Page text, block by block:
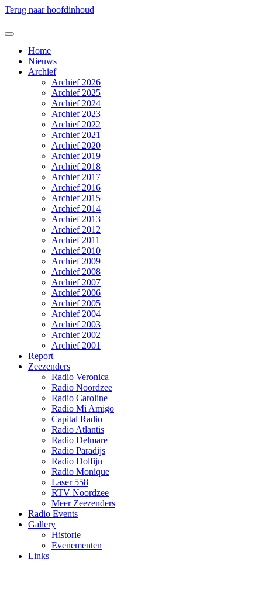
Terug naar hoofdinhoud
Home
Nieuws
Archief
Archief 2026
Archief 2025
Archief 2024
Archief 2023
Archief 2022
Archief 2021
Archief 2020
Archief 2019
Archief 2018
Archief 2017
Archief 2016
Archief 2015
Archief 2014
Archief 2013
Archief 2012
Archief 2011
Archief 2010
Archief 2009
Archief 2008
Archief 2007
Archief 2006
Archief 2005
Archief 2004
Archief 2003
Archief 2002
Archief 2001
Report
Zeezenders
Radio Veronica
Radio Noordzee
Radio Caroline
Radio Mi Amigo
Capital Radio
Radio Atlantis
Radio Delmare
Radio Paradijs
Radio Dolfijn
Radio Monique
Laser 558
RTV Noordzee
Meer Zeezenders
Radio Events
Gallery
Historie
Evenementen
Links